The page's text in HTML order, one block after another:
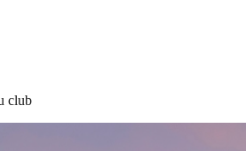
club